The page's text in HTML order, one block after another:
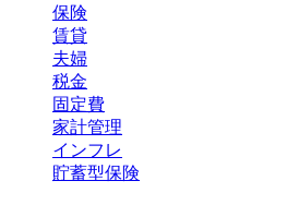
保険
賃貸
夫婦
税金
固定費
家計管理
インフレ
貯蓄型保険